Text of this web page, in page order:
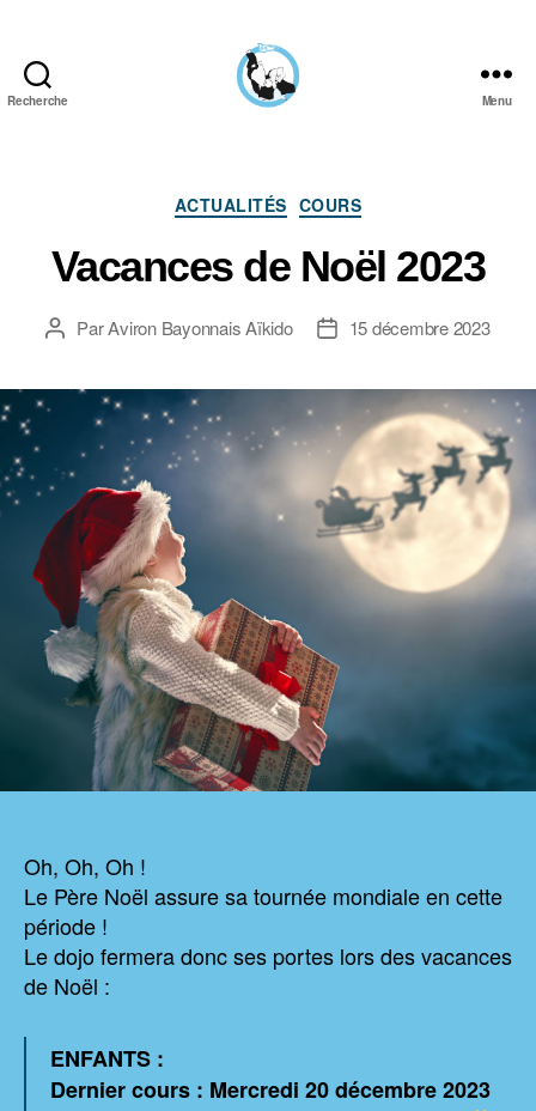
Recherche Menu
Catégories
ACTUALITÉS COURS
Vacances de Noël 2023
Auteur
ParAviron Bayonnais Aïkido
Date15 décembre 2023
Oh, Oh, Oh !
Le Père Noël assure sa tournée mondiale en cette
période !
Le dojo fermera donc ses portes lors des vacances
de Noël :
ENFANTS :
Dernier cours : Mercredi 20 décembre 2023